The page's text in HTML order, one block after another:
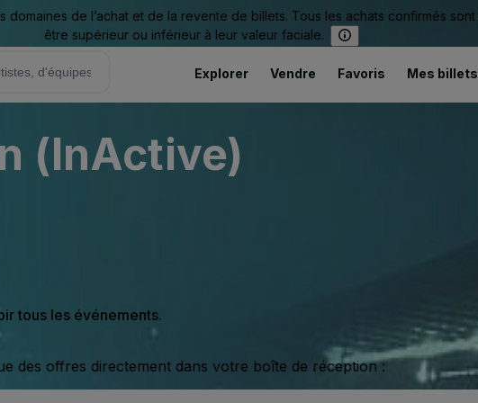
de l’achat et de la revente de billets. Tous les achats confirmés sont
être supérieur ou inférieur à leur valeur faciale.
Explorer Vendre Favoris Mes billets
(InActive)
tous les événements.
des offres directement dans votre boîte de réception :